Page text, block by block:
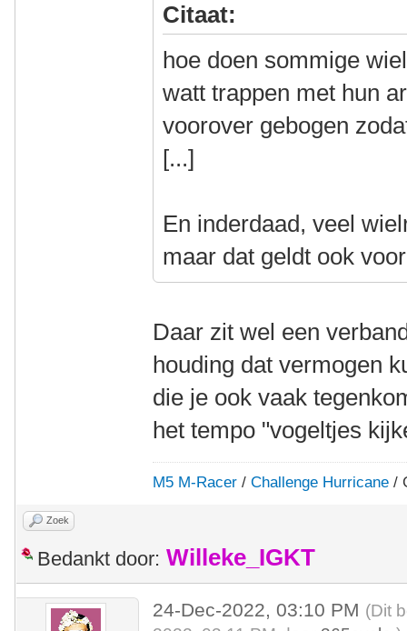
Citaat:
hoe doen sommige
watt trappen met hun
voorover gebogen
[...]
En inderdaad, veel
maar dat geldt ook
Daar zit wel een
houding dat vermogen
die je ook vaak
het tempo "vogeltjes
M5 M-Racer /Challenge Hurricane /
Zoek
Bedankt door: Willeke_IGKT
24-Dec-2022, 03:10 PM (Dit